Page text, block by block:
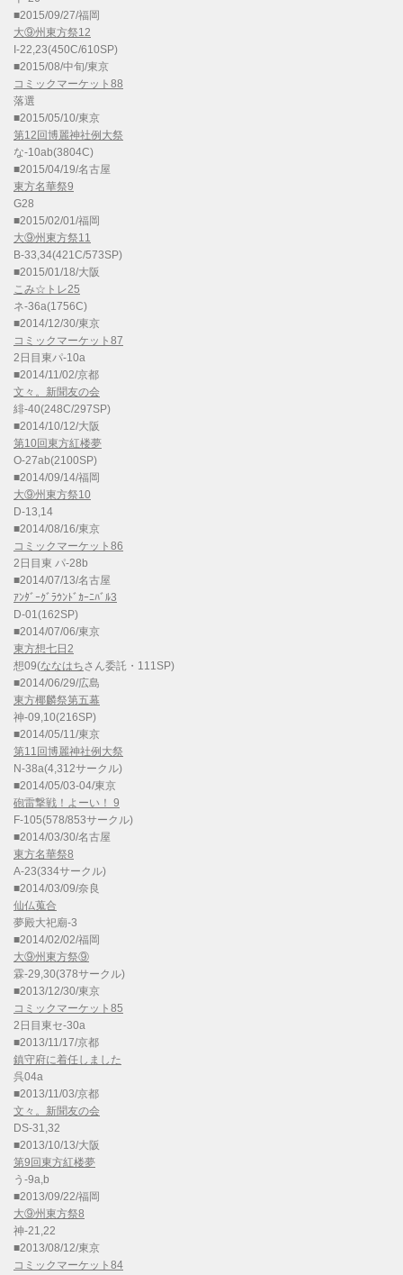
■2015/09/27/福岡
大⑨州東方祭12
I-22,23(450C/610SP)
■2015/08/中旬/東京
コミックマーケット88
落選
■2015/05/10/東京
第12回博麗神社例大祭
な-10ab(3804C)
■2015/04/19/名古屋
東方名華祭9
G28
■2015/02/01/福岡
大⑨州東方祭11
B-33,34(421C/573SP)
■2015/01/18/大阪
こみ☆トレ25
ネ-36a(1756C)
■2014/12/30/東京
コミックマーケット87
2日目東パ-10a
■2014/11/02/京都
文々。新聞友の会
緋-40(248C/297SP)
■2014/10/12/大阪
第10回東方紅楼夢
O-27ab(2100SP)
■2014/09/14/福岡
大⑨州東方祭10
D-13,14
■2014/08/16/東京
コミックマーケット86
2日目東 パ-28b
■2014/07/13/名古屋
ｱﾝﾀﾞｰｸﾞﾗｳﾝﾄﾞｶｰﾆﾊﾞﾙ3
D-01(162SP)
■2014/07/06/東京
東方想七日2
想09(ななはちさん委託・111SP)
■2014/06/29/広島
東方椰麟祭第五幕
神-09,10(216SP)
■2014/05/11/東京
第11回博麗神社例大祭
N-38a(4,312サークル)
■2014/05/03-04/東京
砲雷撃戦！よーい！ 9
F-105(578/853サークル)
■2014/03/30/名古屋
東方名華祭8
A-23(334サークル)
■2014/03/09/奈良
仙仏蒐合
夢殿大祀廟-3
■2014/02/02/福岡
大⑨州東方祭⑨
霖-29,30(378サークル)
■2013/12/30/東京
コミックマーケット85
2日目東セ-30a
■2013/11/17/京都
鎮守府に着任しました
呉04a
■2013/11/03/京都
文々。新聞友の会
DS-31,32
■2013/10/13/大阪
第9回東方紅楼夢
う-9a,b
■2013/09/22/福岡
大⑨州東方祭8
神-21,22
■2013/08/12/東京
コミックマーケット84